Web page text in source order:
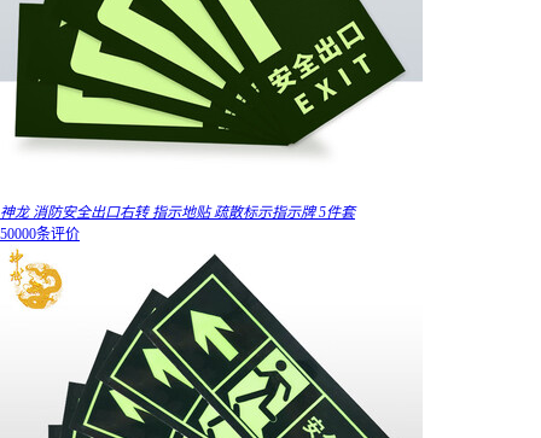
神龙 消防安全出口右转 指示地贴 疏散标示指示牌 5件套
50000条评价